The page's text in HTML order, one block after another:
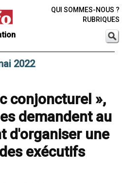
QUI SOMMES-NOUS ?
RUBRIQUES
2022
conjoncturel »,
demandent au
d'organiser une
exécutifs